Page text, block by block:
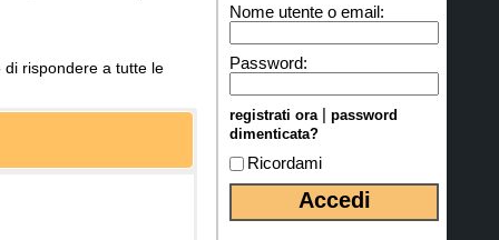
rispondere a tutte le
Nome utente o email:
Password:
registrati ora | password
dimenticata?
Ricordami